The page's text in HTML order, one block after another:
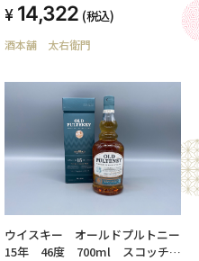
セット/佐藤酒造佐藤黒、西酒造
天使の誘惑,白玉酒造魔王/焼酎
14,322 (税込)
酒本舗 太右衛門
ウイスキー オールドプルトニー
15年 46度 700ml スコッチウ